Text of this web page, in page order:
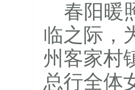
春阳暖
临之际，
州客家村
总行全体